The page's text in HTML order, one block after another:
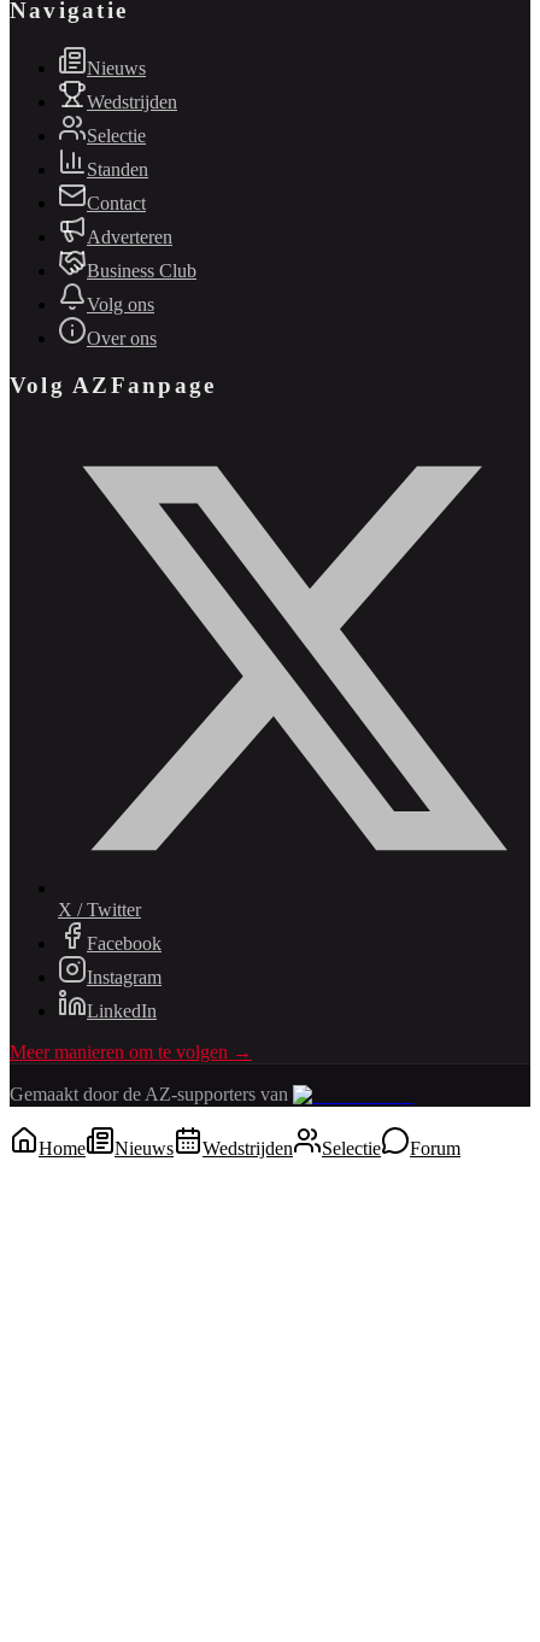
Navigatie
Nieuws
Wedstrijden
Selectie
Standen
Contact
Adverteren
Business Club
Volg ons
Over ons
Volg AZFanpage
X / Twitter
Facebook
Instagram
LinkedIn
Meer manieren om te volgen →
Gemaakt door de AZ-supporters van
Home Nieuws Wedstrijden Selectie Forum